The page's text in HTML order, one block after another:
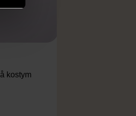
kostym